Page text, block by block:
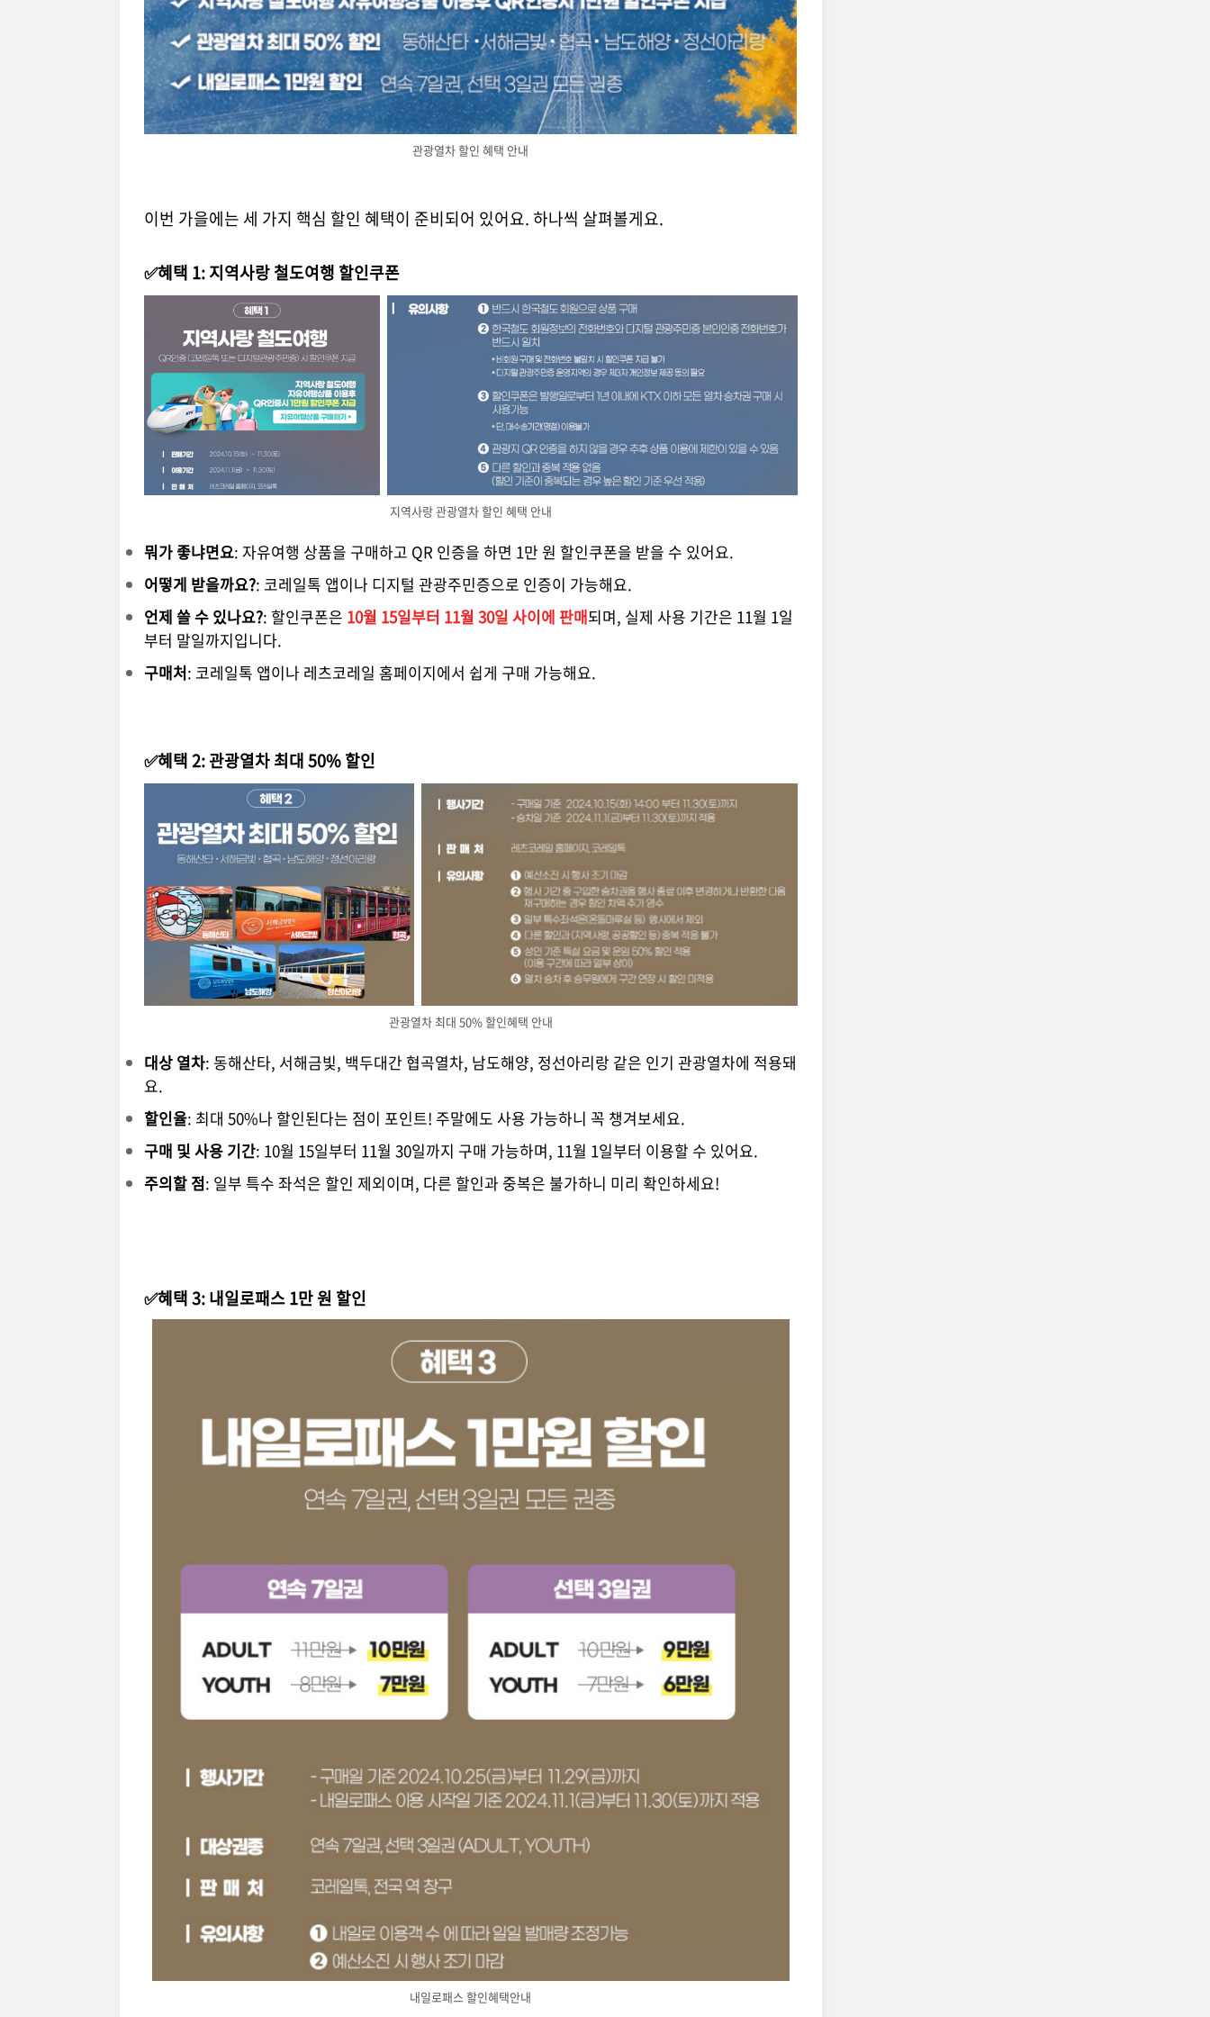
관광열차 할인 혜택 안내
이번 가을에는 세 가지 핵심 할인 혜택이 준비되어 있어요. 하나씩 살펴볼게요.
✅혜택 1: 지역사랑 철도여행 할인쿠폰
지역사랑 관광열차 할인 혜택 안내
뭐가 좋냐면요: 자유여행 상품을 구매하고 QR 인증을 하면 1만 원 할인쿠폰을 받을 수 있어요.
어떻게 받을까요?: 코레일톡 앱이나 디지털 관광주민증으로 인증이 가능해요.
언제 쓸 수 있나요?: 할인쿠폰은 10월 15일부터 11월 30일 사이에 판매되며, 실제 사용 기간은 11월 1일
부터 말일까지입니다.
구매처: 코레일톡 앱이나 레츠코레일 홈페이지에서 쉽게 구매 가능해요.
✅혜택 2: 관광열차 최대 50% 할인
관광열차 최대 50% 할인혜택 안내
대상 열차: 동해산타, 서해금빛, 백두대간 협곡열차, 남도해양, 정선아리랑 같은 인기 관광열차에 적용돼
요.
할인율: 최대 50%나 할인된다는 점이 포인트! 주말에도 사용 가능하니 꼭 챙겨보세요.
구매 및 사용 기간: 10월 15일부터 11월 30일까지 구매 가능하며, 11월 1일부터 이용할 수 있어요.
주의할 점: 일부 특수 좌석은 할인 제외이며, 다른 할인과 중복은 불가하니 미리 확인하세요!
✅혜택 3: 내일로패스 1만 원 할인
내일로패스 할인혜택안내